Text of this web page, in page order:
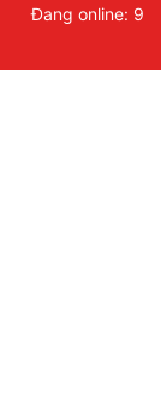
Đang online: 9